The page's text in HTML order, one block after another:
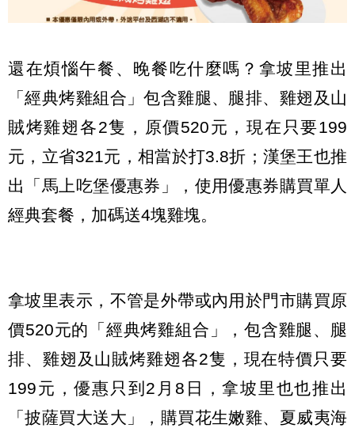
還在煩惱午餐、晚餐吃什麼嗎？拿坡里推出
「經典烤雞組合」包含雞腿、腿排、雞翅及山
賊烤雞翅各2隻，原價520元，現在只要199
元，立省321元，相當於打3.8折；漢堡王也推
出「馬上吃堡優惠券」，使用優惠券購買單人
經典套餐，加碼送4塊雞塊。
拿坡里表示，不管是外帶或內用於門市購買原
價520元的「經典烤雞組合」，包含雞腿、腿
排、雞翅及山賊烤雞翅各2隻，現在特價只要
199元，優惠只到2月8日，拿坡里也也推出
「披薩買大送大」，購買花生嫩雞、夏威夷海